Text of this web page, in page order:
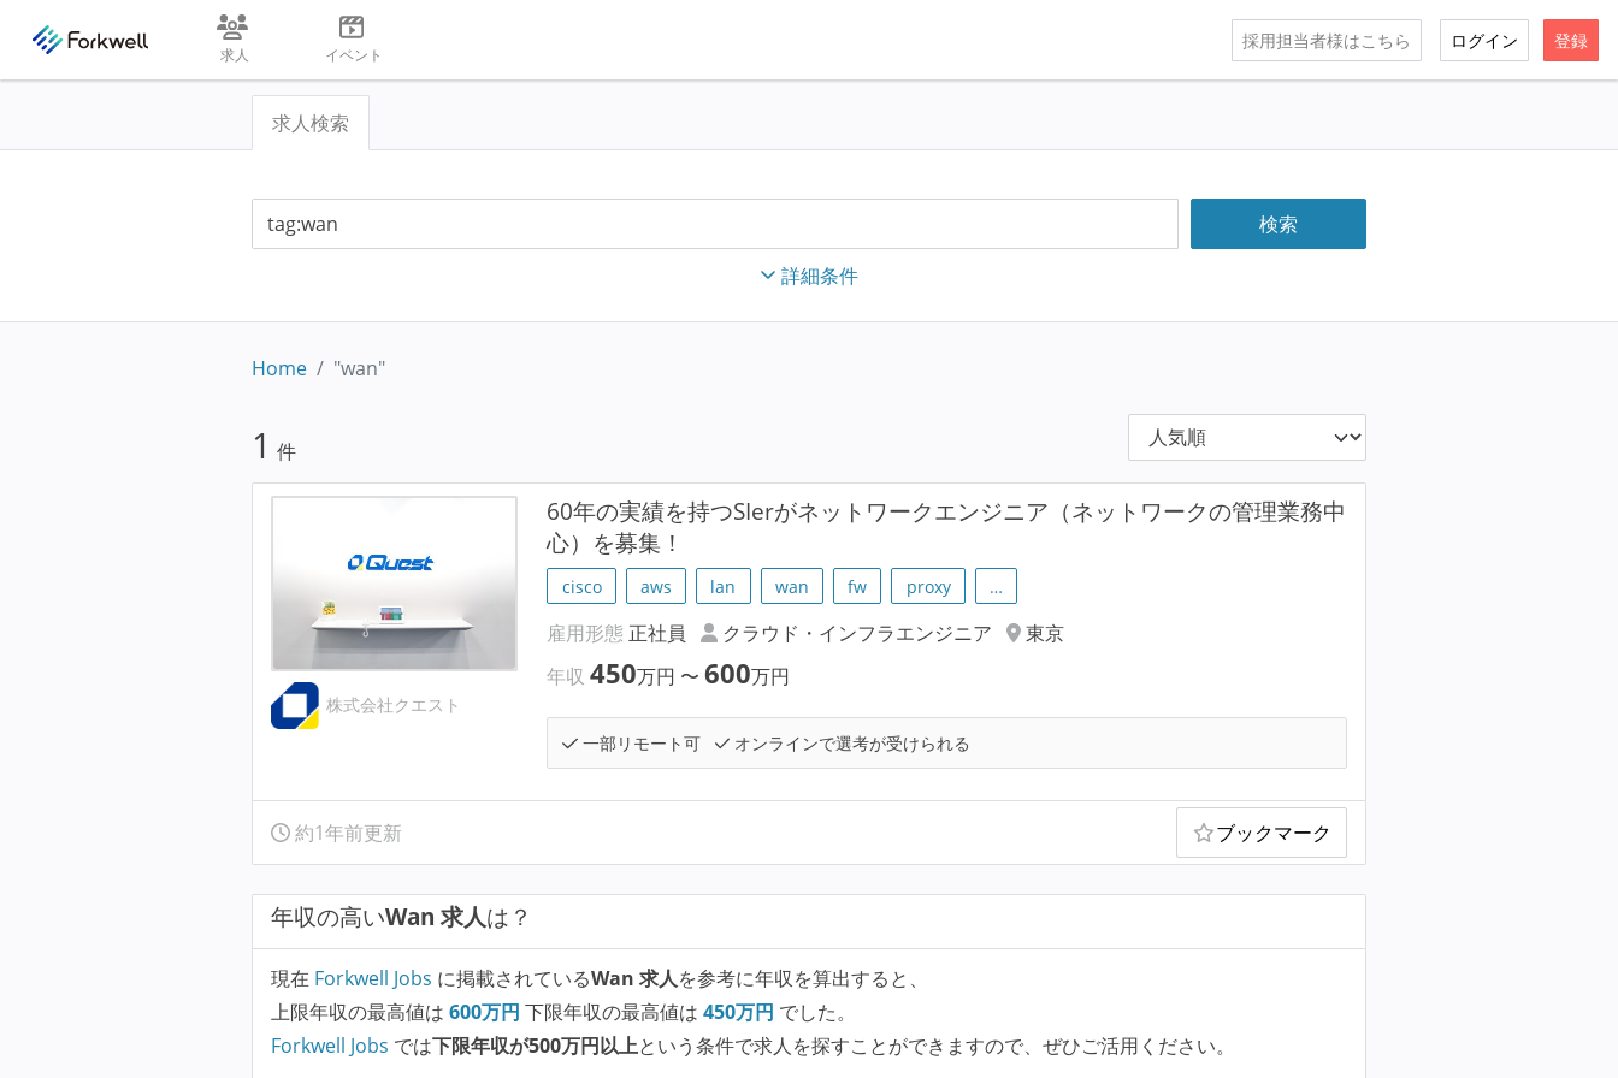
求人 イベント
採用担当者様はこちら ログイン 登録
求人検索
詳細条件
Home "wan"
1 件
株式会社クエスト
60年の実績を持つSIerがネットワークエンジニア（ネットワークの管理業務中
心）を募集！
cisco aws lan wan fw proxy …
雇用形態 正社員 クラウド・インフラエンジニア
東京
年収450万円 〜600万円
一部リモート可 オンラインで選考が受けられる
約1年前更新 ブックマーク
年収の高いWan 求人は？
現在 Forkwell Jobs に掲載されているWan 求人を参考に年収を算出すると、
上限年収の最高値は 600万円 下限年収の最高値は 450万円 でした。
Forkwell Jobs では下限年収が500万円以上という条件で求人を探すことができますので、ぜひご活用ください。